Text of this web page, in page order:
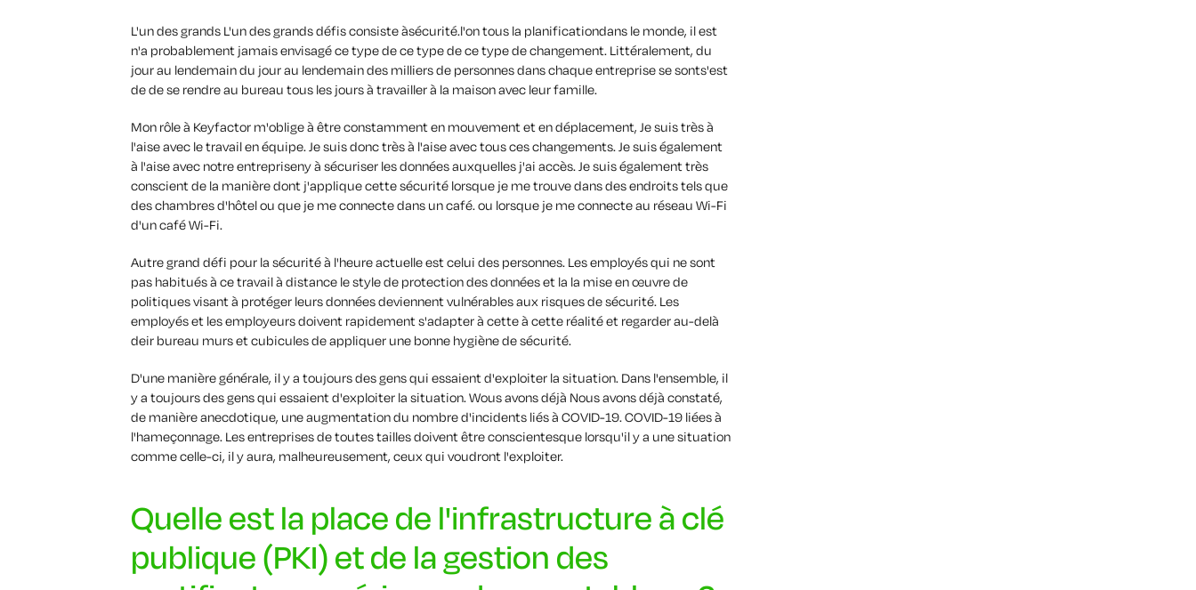
L'un des grands L'un des grands défis consiste àsécurité.l'ontous la planificationdans le monde, il est
n'a probablement jamais envisagé ce type dece type dece type de changement. Littéralement, du
jour au lendemaindu jour au lendemaindes milliersde personnesdans chaque entreprisese sonts'est
dede se rendre au bureau tous les joursà travailler à la maison avec leur famille.
Mon rôle à Keyfactor m'oblige à êtreconstamment en mouvement et en déplacement, Je suis très à
l'aise avec le travail en équipe.Je suis donc très à l'aise avectous ces changements.Je suis également
à l'aise avec notre entrepriseny à sécuriser les données auxquelles j'ai accès.Je suis également très
conscient de la manière dont j'applique cette sécurité lorsque je me trouve dans des endroits tels que
des chambres d'hôtel ou que je me connecte dans un café.ou lorsque je me connecte au réseau Wi-Fi
d'un caféWi-Fi.
Autregrand défi pour la sécuritéà l'heure actuelleest celui des personnes. Les employésqui ne sont
pas habitués à cetravail à distance le style de protection des données et la la mise en œuvre de
politiques visant à protéger leursdonnéesdeviennentvulnérables aux risques de sécurité. Les
employés et les employeurs doivent rapidements'adapterà cetteà cette réalité et regarderau-delà
deir bureau murs etcubiculesdeappliquer une bonne hygiène de sécurité.
D'une manière générale, il y a toujours des gens qui essaient d'exploiter la situation. Dans l'ensemble, il
y a toujours des gens qui essaient d'exploiter la situation. Wous avonsdéjà Nous avons déjà constaté,
de manière anecdotique, une augmentation du nombre d'incidents liés à COVID-19.COVID-19 liées à
l'hameçonnage. Les entreprises de toutes taillesdoiventêtre conscientesque lorsqu'il y a une situation
comme celle-ci, il y aura, malheureusement, ceux qui voudront l'exploiter.
Quelle est la place de l'infrastructure à clé
publique (PKI) et de la gestion des